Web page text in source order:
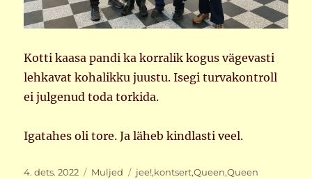
Kotti kaasa pandi ka korralik kogus vägevasti
lehkavat kohalikku juustu. Isegi turvakontroll
ei julgenud toda torkida.
Igatahes oli tore. Ja läheb kindlasti veel.
Postitatud
4. dets. 2022 Rubriigid
Muljed Sildid
jee!,kontsert,Queen,Queen